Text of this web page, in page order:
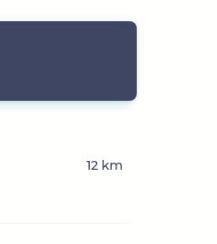
12 km